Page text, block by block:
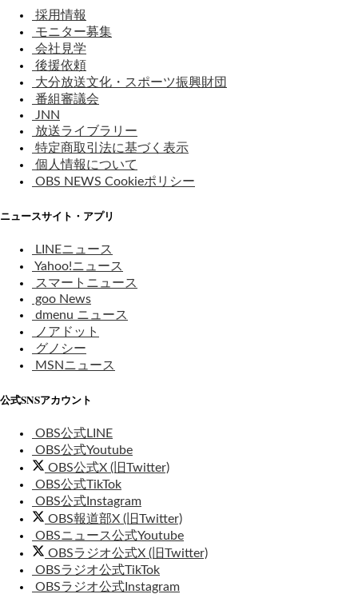
採用情報
モニター募集
会社見学
後援依頼
大分放送文化・スポーツ振興財団
番組審議会
JNN
放送ライブラリー
特定商取引法に基づく表示
個人情報について
OBS NEWS Cookieポリシー
ニュースサイト・アプリ
LINEニュース
Yahoo!ニュース
スマートニュース
goo News
dmenu ニュース
ノアドット
グノシー
MSNニュース
公式SNSアカウント
OBS公式LINE
OBS公式Youtube
OBS公式X (旧Twitter)
OBS公式TikTok
OBS公式Instagram
OBS報道部X (旧Twitter)
OBSニュース公式Youtube
OBSラジオ公式X (旧Twitter)
OBSラジオ公式TikTok
OBSラジオ公式Instagram